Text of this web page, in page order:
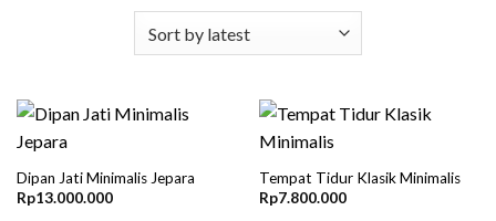
Dipan Jati Minimalis Jepara
Rp13.000.000
Tempat Tidur Klasik Minimalis
Rp7.800.000